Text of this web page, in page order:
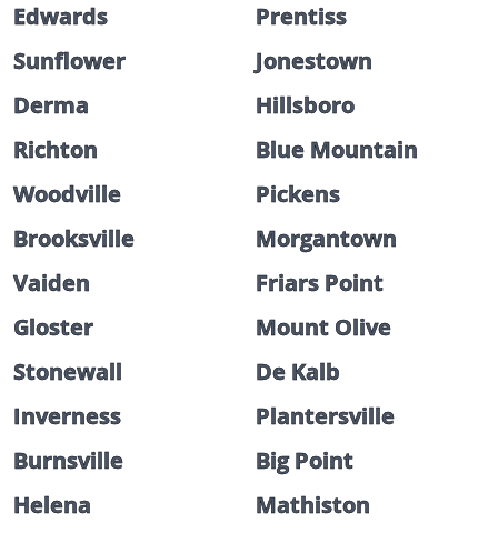
Edwards
Prentiss
Sunflower
Jonestown
Derma
Hillsboro
Richton
Blue Mountain
Woodville
Pickens
Brooksville
Morgantown
Vaiden
Friars Point
Gloster
Mount Olive
Stonewall
De Kalb
Inverness
Plantersville
Burnsville
Big Point
Helena
Mathiston